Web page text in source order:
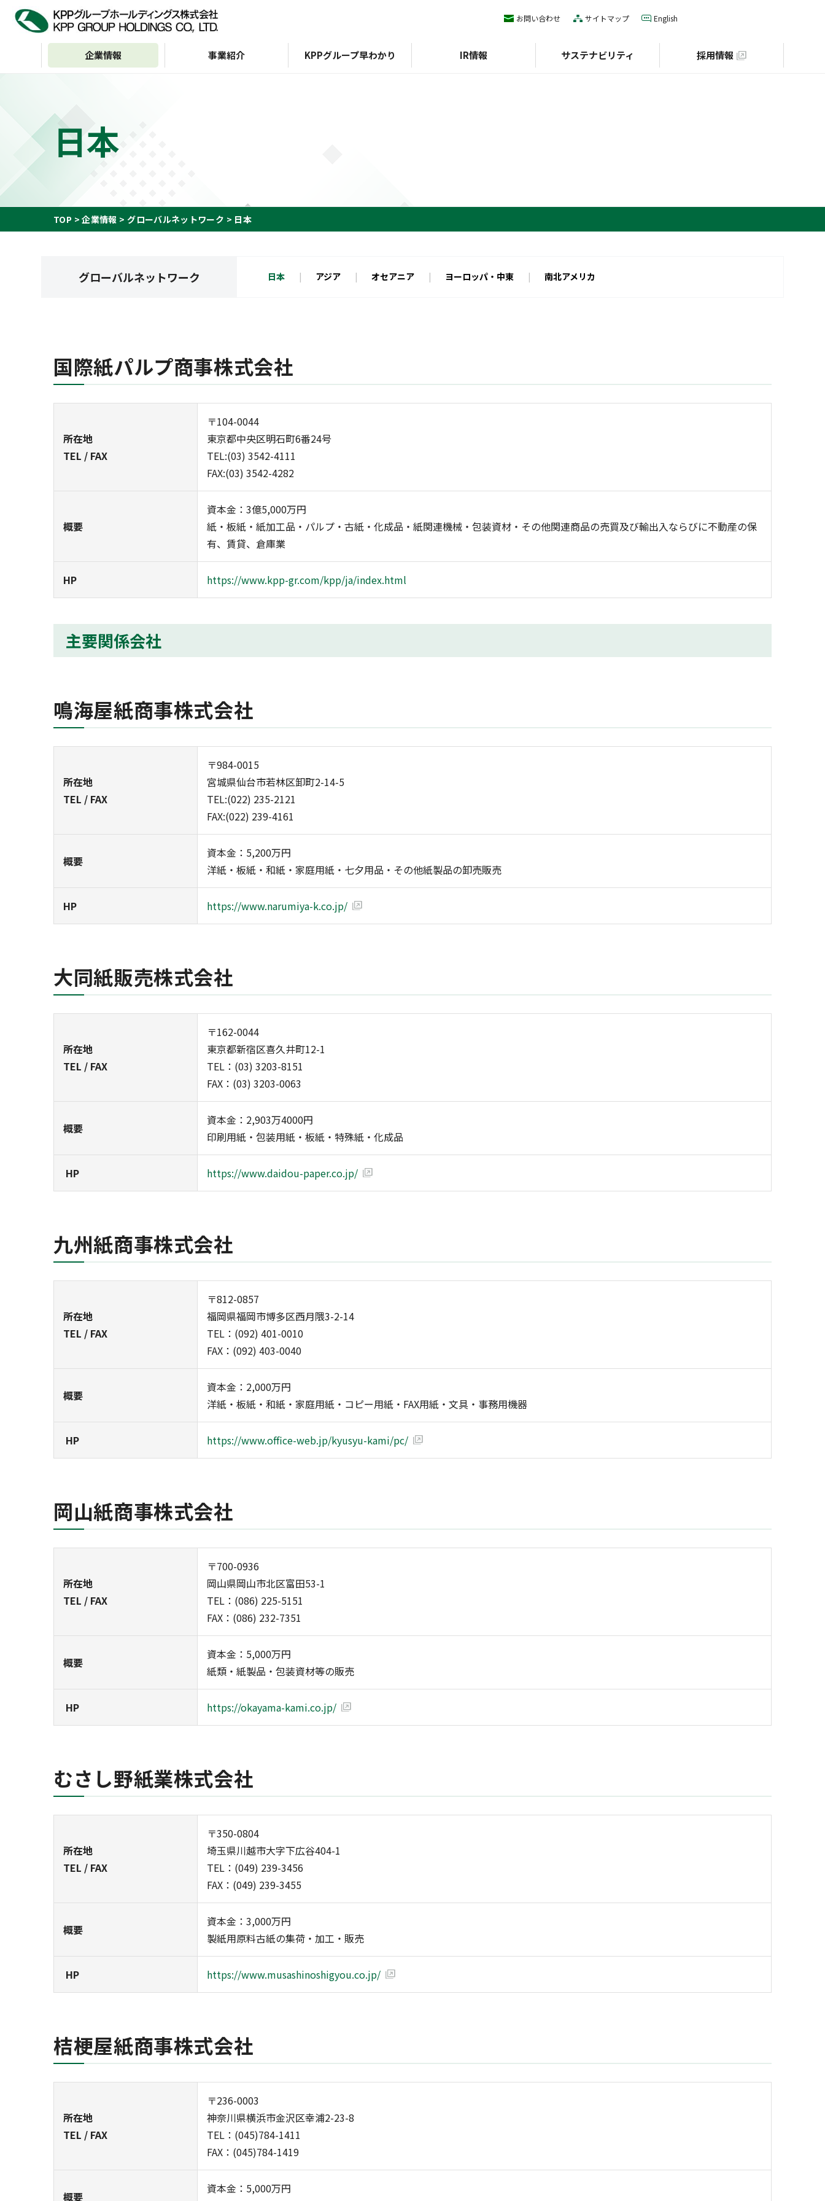
日本
TOP 企業情報 グローバルネットワーク 日本
グローバルネットワーク 日本 アジア オセアニア ヨーロッパ・中東 南北アメリカ
国際紙パルプ商事株式会社
所在地
TEL / FAX
〒104-0044
東京都中央区明石町6番24号
TEL:(03) 3542-4111
FAX:(03) 3542-4282
概要
資本金：3億5,000万円
紙・板紙・紙加工品・パルプ・古紙・化成品・紙関連機械・包装資材・その他関連商品の売買及び輸出入ならびに不動産の保
有、賃貸、倉庫業
HP https://www.kpp-gr.com/kpp/ja/index.html
主要関係会社
鳴海屋紙商事株式会社
所在地
TEL / FAX
〒984-0015
宮城県仙台市若林区卸町2-14-5
TEL:(022) 235-2121
FAX:(022) 239-4161
概要
資本金：5,200万円
洋紙・板紙・和紙・家庭用紙・七夕用品・その他紙製品の卸売販売
HP https://www.narumiya-k.co.jp/
大同紙販売株式会社
所在地
TEL / FAX
〒162-0044
東京都新宿区喜久井町12-1
TEL：(03) 3203-8151
FAX：(03) 3203-0063
概要
資本金：2,903万4000円
印刷用紙・包装用紙・板紙・特殊紙・化成品
HP https://www.daidou-paper.co.jp/
九州紙商事株式会社
所在地
TEL / FAX
〒812-0857
福岡県福岡市博多区西月隈3-2-14
TEL：(092) 401-0010
FAX：(092) 403-0040
概要
資本金：2,000万円
洋紙・板紙・和紙・家庭用紙・コピー用紙・FAX用紙・文具・事務用機器
HP https://www.office-web.jp/kyusyu-kami/pc/
岡山紙商事株式会社
所在地
TEL / FAX
〒700-0936
岡山県岡山市北区富田53-1
TEL：(086) 225-5151
FAX：(086) 232-7351
概要
資本金：5,000万円
紙類・紙製品・包装資材等の販売
HP https://okayama-kami.co.jp/
むさし野紙業株式会社
所在地
TEL / FAX
〒350-0804
埼玉県川越市大字下広谷404-1
TEL：(049) 239-3456
FAX：(049) 239-3455
概要
資本金：3,000万円
製紙用原料古紙の集荷・加工・販売
HP https://www.musashinoshigyou.co.jp/
桔梗屋紙商事株式会社
所在地
TEL / FAX
〒236-0003
神奈川県横浜市金沢区幸浦2-23-8
TEL：(045)784-1411
FAX：(045)784-1419
概要
資本金：5,000万円
お問い合わせ サイトマップ English
企業情報
トップメッセージ
企業情報 事業紹介 KPPグループ早わかり
IR情報
経営方針
KPPグループ憲章
ディスクロージャーポリ
キャッシュフロー
中期経営計画
統合報告書
配当
定款・株式取扱規則
IR情報
サステナビリティ
サステナビリティビジョン
サステナビリティ 採用情報